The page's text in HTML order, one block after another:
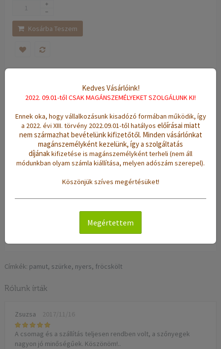
Kosárba Teszem
Értékelések (0)
Szövés:kézi szövésű
Anyag:90% pamut, 10% polyester
Méret: (sz/h): 70 x 125 cm
Súly:1,5 Kg
szürke, nyers
mosógépben 40 °C-on mosható
Címkék: pamut, szürke, nyers, fröcskölt
Rólunk írták
Zsuzsa 2017/11/16
A csomag és a szállítás teljesen rendben volt, a szőnyegek
nagyon jó minőségűek. Köszönöm!..
Kedves Vásárlóink!
2022. 09.01-től CSAK MAGÁNSZEMÉLYEKET SZOLGÁLUNK KI!
Ennek oka, hogy vállalkozásunk kisadózó formában működik, így
a 2022. évi XIII. törvény 2022.09.01-től hatályos előírásai miatt
nem származhat bevételünk kifizetőtől. Minden vásárlónkat
magánszemélyként kezelünk, így a szolgáltatás
díjánakkifizetése is magánszemélyként terheli (nem áll
módunkban olyam számla kiállítása, melyen adószám szerepel).
Köszönjük szíves megértésüket!
Megértettem